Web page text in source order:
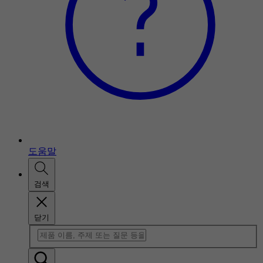
도움말
검색
닫기